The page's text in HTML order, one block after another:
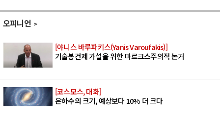
오피니언
[야니스 바루파키스(Yanis Varoufakis)]
기술봉건제 가설을 위한 마르크스주의적 논거
[코스모스, 대화]
은하수의 크기, 예상보다 10% 더 크다